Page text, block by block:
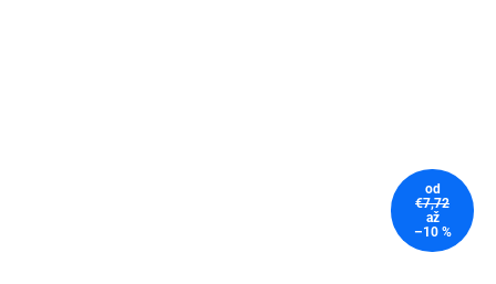
od
€7,72
až
–10 %